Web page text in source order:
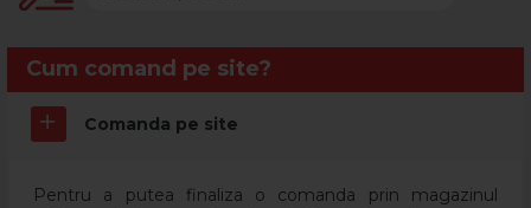
Cum comand pe site?
Comanda pe site
Pentru a putea finaliza o comanda prin magazinul